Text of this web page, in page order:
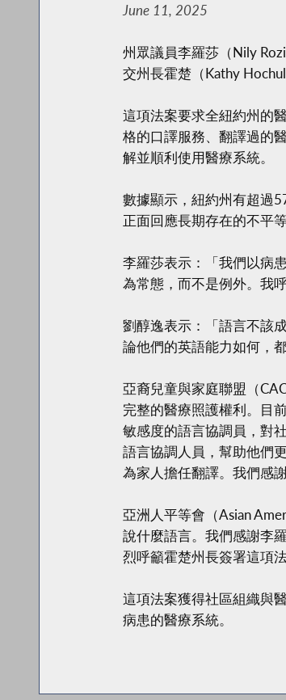
June 11, 2025
州眾議員李羅莎（Nily
交州長霍楚（Kathy Hochul
這項法案要求全紐約州的
格的口譯服務、翻譯過的
解並順利使用醫療系統。
數據顯示，紐約州有超過
正面回應長期存在的不平
李羅莎表示：「我們以病
為常態，而不是例外。我
劉醇逸表示：「語言不該
論他們的英語能力如何，
亞裔兒童與家庭聯盟（
完整的醫療照護權利。目
敏感度的語言協調員，對
語言協調人員，幫助他們
為家人擔任翻譯。我們感
亞洲人平等會（Asian
說什麼語言。我們感謝李
烈呼籲霍楚州長簽署這項法
這項法案獲得社區組織與
病患的醫療系統。